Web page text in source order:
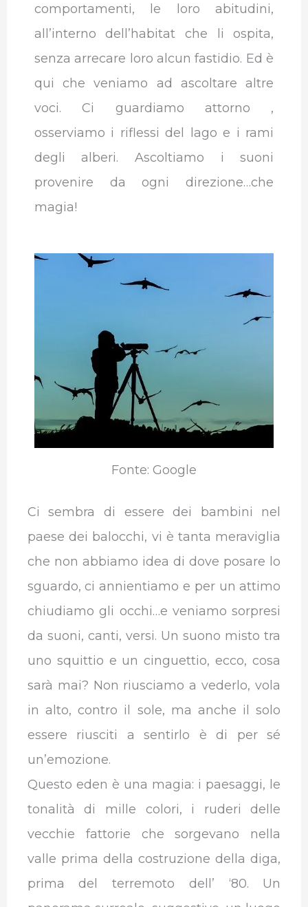
comportamenti, le loro abitudini,
all’interno dell’habitat che li ospita,
senza arrecare loro alcun fastidio. Ed è
qui che veniamo ad ascoltare altre
voci. Ci guardiamo attorno ,
osserviamo i riflessi del lago e i rami
degli alberi. Ascoltiamo i suoni
provenire da ogni direzione…che
magia!
Fonte: Google
Ci sembra di essere dei bambini nel
paese dei balocchi, vi è tanta meraviglia
che non abbiamo idea di dove posare lo
sguardo, ci annientiamo e per un attimo
chiudiamo gli occhi…e veniamo sorpresi
da suoni, canti, versi. Un suono misto tra
uno squittio e un cinguettio, ecco, cosa
sarà mai? Non riusciamo a vederlo, vola
in alto, contro il sole, ma anche il solo
essere riusciti a sentirlo è di per sé
un’emozione.
Questo eden è una magia: i paesaggi, le
tonalità di mille colori, i ruderi delle
vecchie fattorie che sorgevano nella
valle prima della costruzione della diga,
prima del terremoto dell’ ‘80. Un